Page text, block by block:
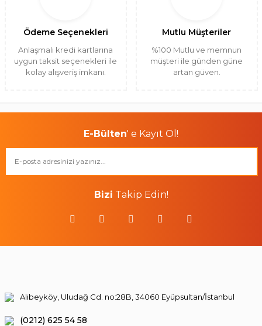
Ödeme Seçenekleri
Anlaşmalı kredi kartlarına
uygun taksit seçenekleri ile
kolay alışveriş imkanı.
Mutlu Müşteriler
%100 Mutlu ve memnun
müşteri ile günden güne
artan güven.
E-Bülten' e Kayıt Ol!
Bizi Takip Edin!
Alibeyköy, Uludağ Cd. no:28B, 34060 Eyüpsultan/İstanbul
(0212) 625 54 58